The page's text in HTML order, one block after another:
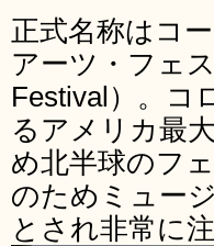
正式名称はコ
アーツ・フェ
Festival）。コ
るアメリカ最
め北半球のフ
のためミュー
とされ非常に